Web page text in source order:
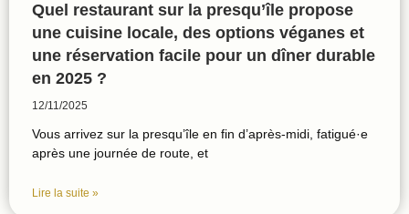
Quel restaurant sur la presqu’île propose
une cuisine locale, des options véganes et
une réservation facile pour un dîner durable
en 2025 ?
12/11/2025
Vous arrivez sur la presqu’île en fin d’après-midi, fatigué·e
après une journée de route, et
Lire la suite »